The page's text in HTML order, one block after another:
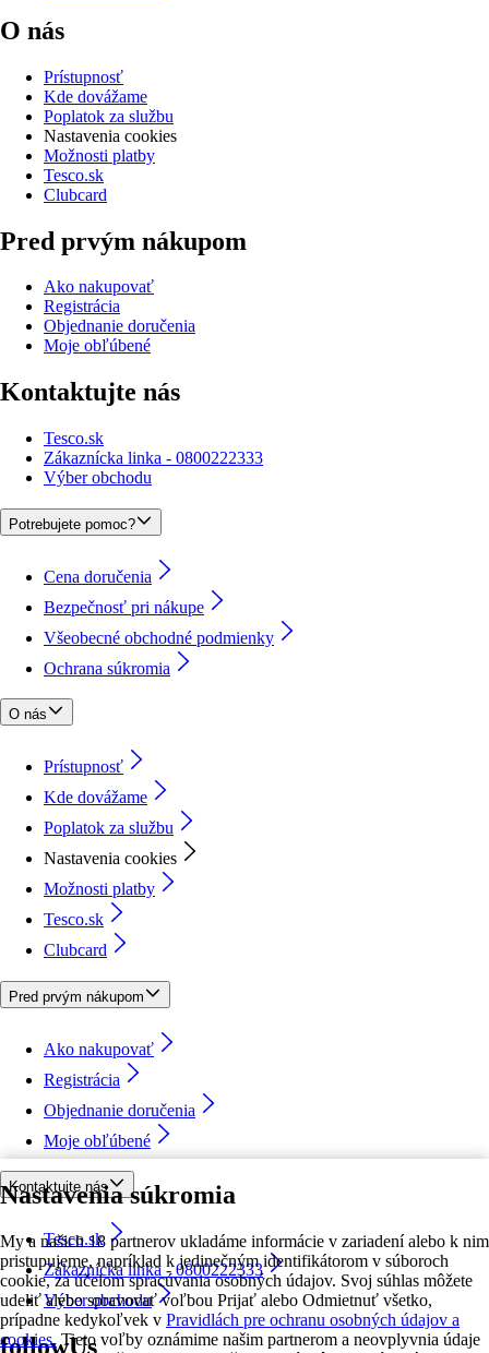
Nastavenia súkromia
My a našich 18 partnerov ukladáme informácie v zariadení alebo k nim
pristupujeme, napríklad k jedinečným identifikátorom v súboroch
cookie, za účelom spracúvania osobných údajov. Svoj súhlas môžete
udeliť alebo spravovať voľbou Prijať alebo Odmietnuť všetko,
prípadne kedykoľvek v Pravidlách pre ochranu osobných údajov a
cookies. Tieto voľby oznámime našim partnerom a neovplyvnia údaje
O nás
Prístupnosť
Kde dovážame
Poplatok za službu
Nastavenia cookies
Možnosti platby
Tesco.sk
Clubcard
Pred prvým nákupom
Ako nakupovať
Registrácia
Objednanie doručenia
Moje obľúbené
Kontaktujte nás
Tesco.sk
Zákaznícka linka - 0800222333
Výber obchodu
Potrebujete pomoc?
Cena doručenia
Bezpečnosť pri nákupe
Všeobecné obchodné podmienky
Ochrana súkromia
O nás
Prístupnosť
Kde dovážame
Poplatok za službu
Nastavenia cookies
Možnosti platby
Tesco.sk
Clubcard
Pred prvým nákupom
Ako nakupovať
Registrácia
Objednanie doručenia
Moje obľúbené
Kontaktujte nás
Tesco.sk
Zákaznícka linka - 0800222333
Výber obchodu
followUs